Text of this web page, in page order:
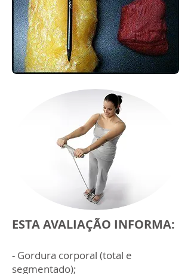
ESTA AVALIAÇÃO INFORMA:
- Gordura corporal (total e
segmentado);